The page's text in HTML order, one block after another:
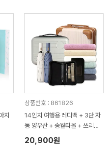
지
상품번호 : 861826
14인치 여행용 레디백 + 3단 자
동 양우산 + 송월타올 + 쓰리세
븐 460KC 손톱깎이세트 선물세
트 레디백 선물세트
20,900원